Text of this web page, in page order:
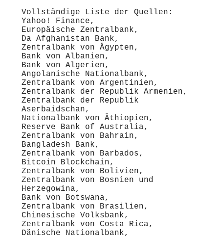
Vollständige Liste der Quellen:
Yahoo! Finance,
Europäische Zentralbank,
Da Afghanistan Bank,
Zentralbank von Ägypten,
Bank von Albanien,
Bank von Algerien,
Angolanische Nationalbank,
Zentralbank von Argentinien,
Zentralbank der Republik Armenien,
Zentralbank der Republik
Aserbaidschan,
Nationalbank von Äthiopien,
Reserve Bank of Australia,
Zentralbank von Bahrain,
Bangladesh Bank,
Zentralbank von Barbados,
Bitcoin Blockchain,
Zentralbank von Bolivien,
Zentralbank von Bosnien und
Herzegowina,
Bank von Botswana,
Zentralbank von Brasilien,
Chinesische Volksbank,
Zentralbank von Costa Rica,
Dänische Nationalbank,